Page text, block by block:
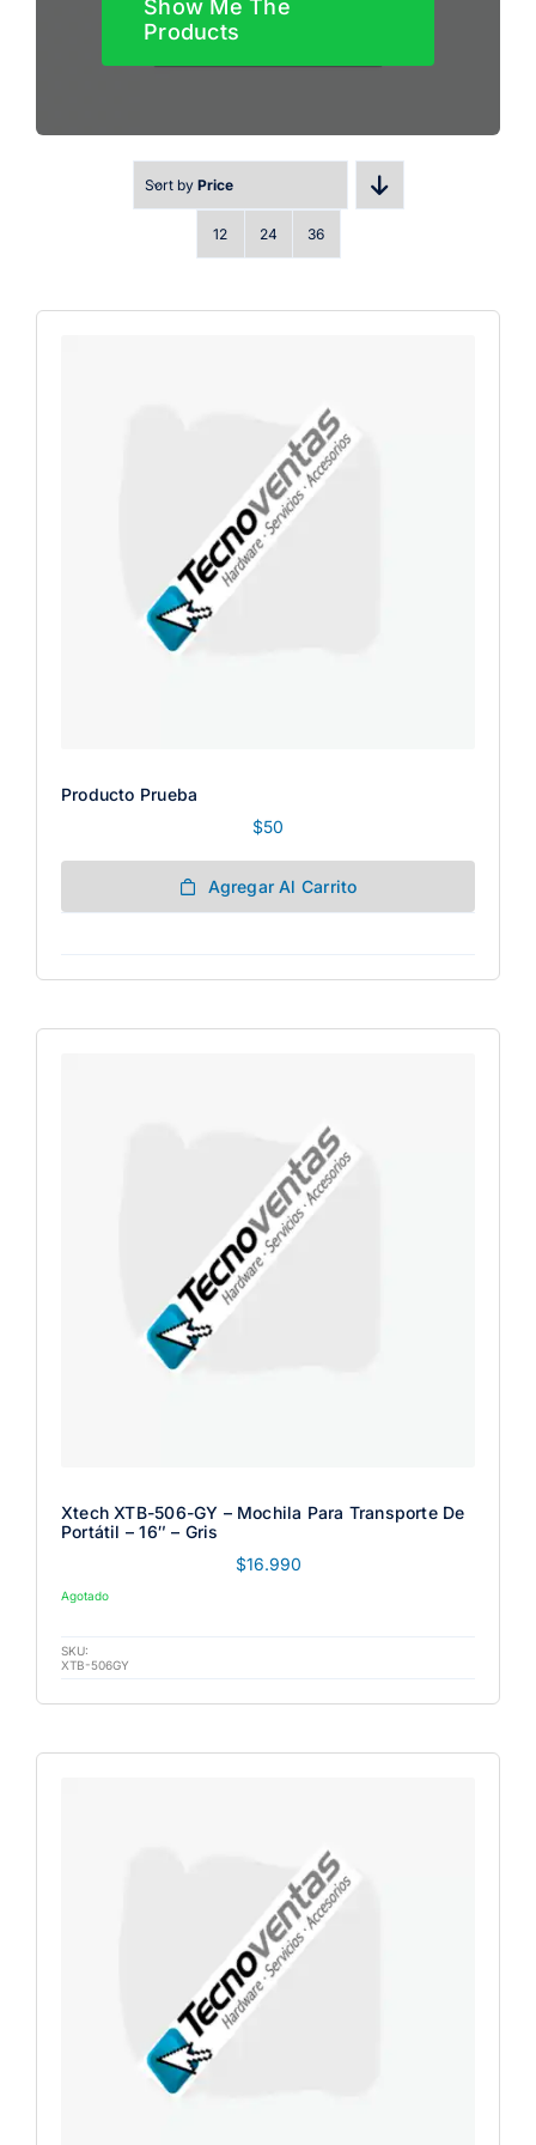
Show Me The
Products
Sort by Price
12 24 36
Producto Prueba
$50
Agregar Al Carrito
Xtech XTB-506-GY – Mochila Para Transporte De
Portátil – 16″ – Gris
$16.990
Agotado
SKU:
XTB-506GY